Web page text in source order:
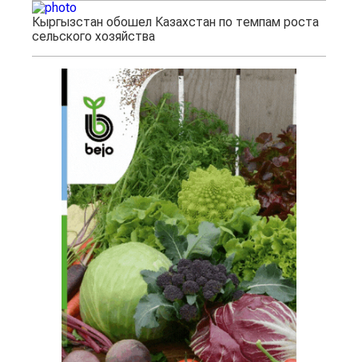
Кыргызстан обошел Казахстан по темпам роста
сельского хозяйства